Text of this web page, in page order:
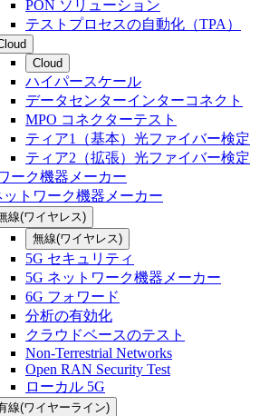
PON ソリューション
テストプロセスの自動化（TPA）
Cloud
ハイパースケール
データセンターインターコネクト
MPO コネクターテスト
ティア1（基本）光ファイバー検定
ティア2（拡張）光ファイバー検定
ーク機器メーカー
ットワーク機器メーカー
線(ワイヤレス)
無線(ワイヤレス)
5G セキュリティ
5G ネットワーク機器メーカー
6G フォワード
分析の有効化
クラウドベースのテスト
Non-Terrestrial Networks
Open RAN Security Test
ローカル 5G
線(ワイヤーライン)